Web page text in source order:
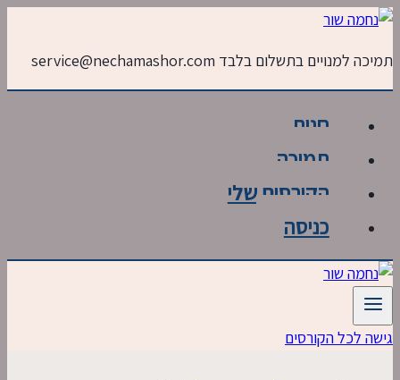
Skip
content
תמיכה למנויים בתשלום בלבד service@nechamashor.com
חנות
תמיכה
הקורסים שלי
כניסה
גישה לכל הקורסים